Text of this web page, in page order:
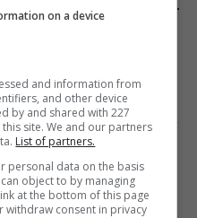
щодня,
встановили понад
результат
on a device
and information from
and other device
by and shared with 227
site. We and our partners
List of partners.
personal data on the basis
object to by managing
at the bottom of this page
withdraw consent in privacy